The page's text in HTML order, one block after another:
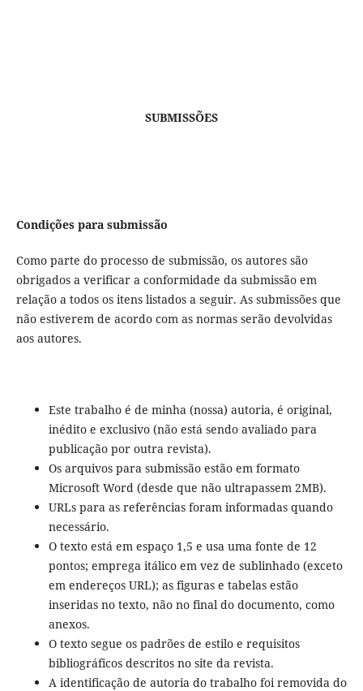
SUBMISSÕES
Condições para submissão
Como parte do processo de submissão, os autores são
obrigados a verificar a conformidade da submissão em
relação a todos os itens listados a seguir. As submissões que
não estiverem de acordo com as normas serão devolvidas
aos autores.
Este trabalho é de minha (nossa) autoria, é original,
inédito e exclusivo (não está sendo avaliado para
publicação por outra revista).
Os arquivos para submissão estão em formato
Microsoft Word (desde que não ultrapassem 2MB).
URLs para as referências foram informadas quando
necessário.
O texto está em espaço 1,5 e usa uma fonte de 12
pontos; emprega itálico em vez de sublinhado (exceto
em endereços URL); as figuras e tabelas estão
inseridas no texto, não no final do documento, como
anexos.
O texto segue os padrões de estilo e requisitos
bibliográficos descritos no site da revista.
A identificação de autoria do trabalho foi removida do